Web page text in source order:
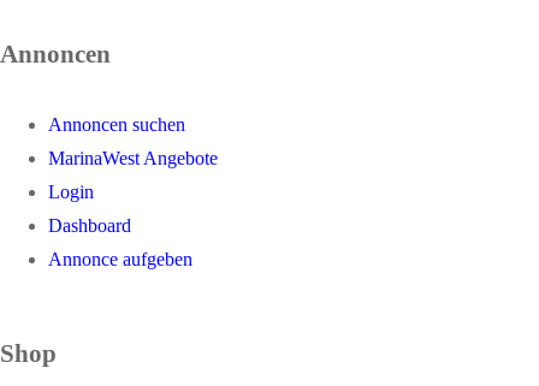
Annoncen
Annoncen suchen
MarinaWest Angebote
Login
Dashboard
Annonce aufgeben
Shop